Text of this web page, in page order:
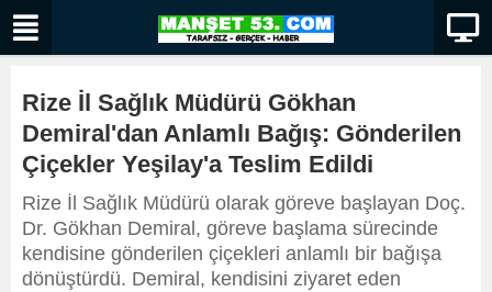
Rize İl Sağlık Müdürü Gökhan
Demiral'dan Anlamlı Bağış: Gönderilen
Çiçekler Yeşilay'a Teslim Edildi
Rize İl Sağlık Müdürü olarak göreve başlayan Doç.
Dr. Gökhan Demiral, göreve başlama sürecinde
kendisine gönderilen çiçekleri anlamlı bir bağışa
dönüştürdü. Demiral, kendisini ziyaret eden